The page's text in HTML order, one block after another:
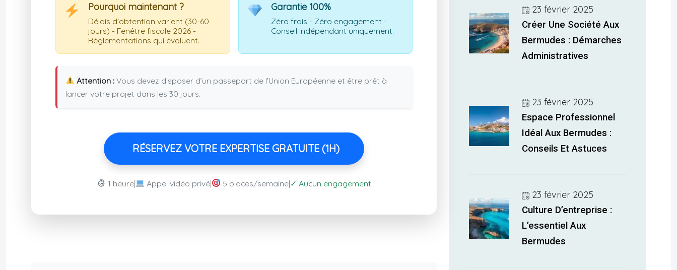
Pourquoi maintenant ?
Délais d'obtention varient (30-60
jours) - Fenêtre fiscale 2026 -
Réglementations qui évoluent.
Garantie 100%
Zéro frais - Zéro engagement -
Conseil indépendant uniquement.
Attention :Vous devez disposer d’un passeport de l’Union Européenne et être prêt à
lancer votre projet dans les 30 jours.
RÉSERVEZ VOTRE EXPERTISE GRATUITE (1H)
1 heure| Appel vidéo privé| 5 places/semaine|✓ Aucun engagement
23 février 2025
Créer Une Société Aux
Bermudes : Démarches
Administratives
23 février 2025
Espace Professionnel
Idéal Aux Bermudes :
Conseils Et Astuces
23 février 2025
Culture D’entreprise :
L’essentiel Aux
Bermudes